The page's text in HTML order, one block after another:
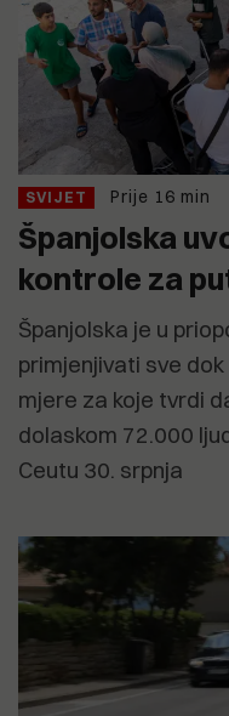
SVIJET Prije 16 min
Španjolska
kontrole za
Španjolska je u
primjenjivati sve
mjere za koje tvrdi
dolaskom 72.000
Ceutu 30. srpnja